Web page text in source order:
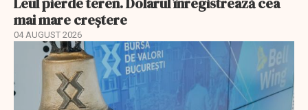
mai mare creștere
04 AUGUST 2026